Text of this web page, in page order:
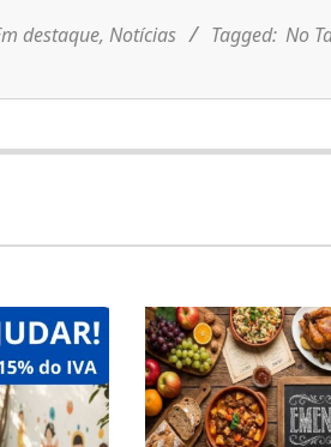
destaque, Notícias Tagged: No